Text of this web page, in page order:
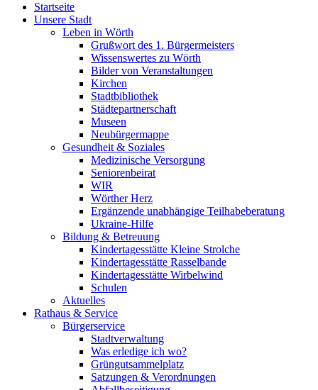
Startseite
Unsere Stadt
Leben in Wörth
Grußwort des 1. Bürgermeisters
Wissenswertes zu Wörth
Bilder von Veranstaltungen
Kirchen
Stadtbibliothek
Städtepartnerschaft
Museen
Neubürgermappe
Gesundheit & Soziales
Medizinische Versorgung
Seniorenbeirat
WIR
Wörther Herz
Ergänzende unabhängige Teilhabeberatung
Ukraine-Hilfe
Bildung & Betreuung
Kindertagesstätte Kleine Strolche
Kindertagesstätte Rasselbande
Kindertagesstätte Wirbelwind
Schulen
Aktuelles
Rathaus & Service
Bürgerservice
Stadtverwaltung
Was erledige ich wo?
Grüngutsammelplatz
Satzungen & Verordnungen